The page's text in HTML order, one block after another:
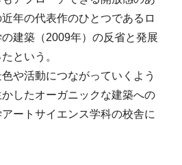
年の代表作のひとつであるロ
建築（2009年）の反省と発展
という。
や活動につながっていくよう
したオーガニックな建築への
ートサイエンス学科の校舎に